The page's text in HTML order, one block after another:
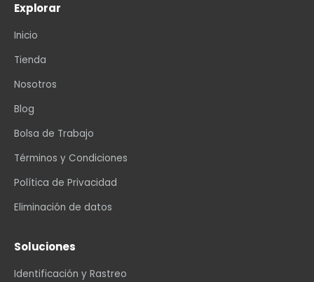
Explorar
Inicio
Tienda
Nosotros
Blog
Bolsa de Trabajo
Términos y Condiciones
Política de Privacidad
Eliminación de datos
Soluciones
Identificación y Rastreo